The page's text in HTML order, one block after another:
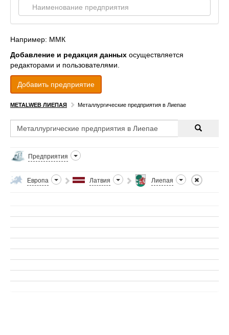
Например: ММК
Добавление и редакция данных осуществляется
редакторами и пользователями.
Добавить предприятие
METALWEB ЛИЕПАЯ Металлургические предприятия в Лиепае
Предприятия
Европа Латвия Лиепая